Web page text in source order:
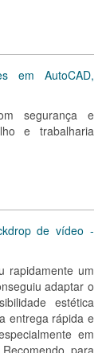
em AutoCAD,
segurança e
e trabalharia
de vídeo -
rapidamente um
adaptar o
estética
entrega rápida e
em
para